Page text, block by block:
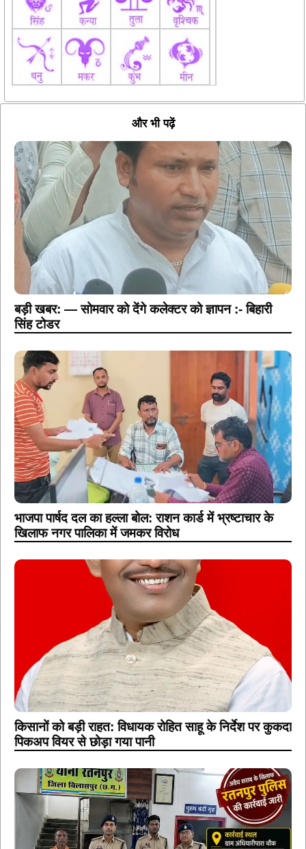
और भी पढ़ें
बड़ी खबर: — सोमवार को देंगे कलेक्टर को ज्ञापन :- बिहारी
सिंह टोडर
भाजपा पार्षद दल का हल्ला बोल: राशन कार्ड में भ्रष्टाचार के
खिलाफ नगर पालिका में जमकर विरोध
किसानों को बड़ी राहत: विधायक रोहित साहू के निर्देश पर कुकदा
पिकअप वियर से छोड़ा गया पानी